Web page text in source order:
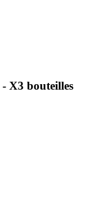
X3 bouteilles